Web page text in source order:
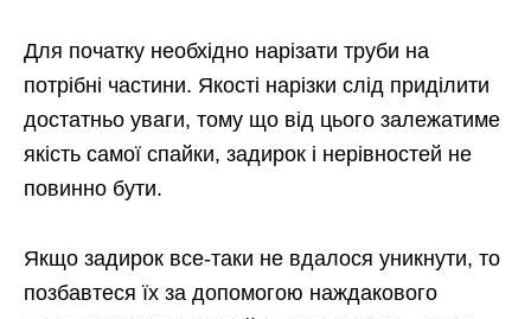
Для початку необхідно нарізати труби на
потрібні частини. Якості нарізки слід приділити
достатньо уваги, тому що від цього залежатиме
якість самої спайки, задирок і нерівностей не
повинно бути.
Якщо задирок все-таки не вдалося уникнути, то
позбавтеся їх за допомогою наждакового